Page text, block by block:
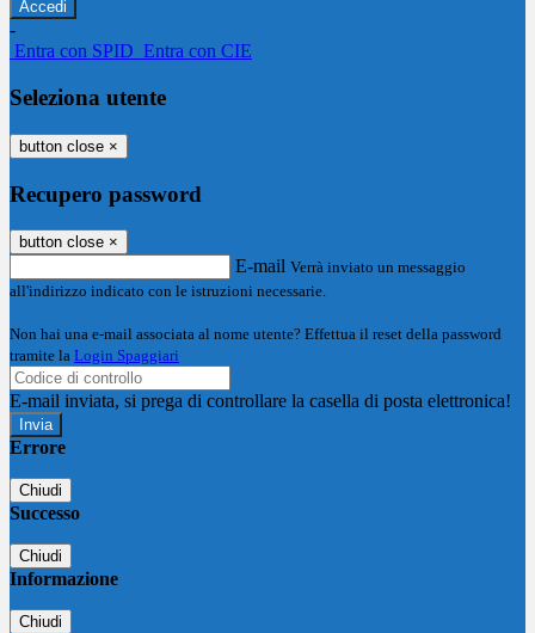
-
Entra con SPID Entra con CIE
Seleziona utente
button close ×
Recupero password
button close ×
E-mail Verrà inviato un messaggio
all'indirizzo indicato con le istruzioni necessarie.
Non hai una e-mail associata al nome utente? Effettua il reset della password
tramite la Login Spaggiari
E-mail inviata, si prega di controllare la casella di posta elettronica!
Errore
Chiudi
Successo
Chiudi
Informazione
Chiudi